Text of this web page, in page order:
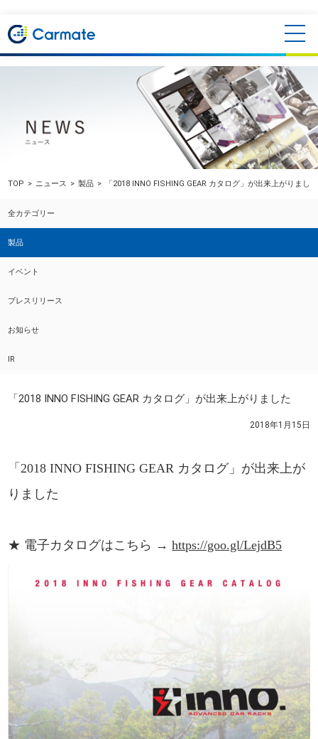
TOP ニュース 製品 「2018 INNO FISHING GEAR カタログ」が出来上がりました
全カテゴリー
製品
イベント
プレスリリース
お知らせ
IR
「2018 INNO FISHING GEAR カタログ」が出来上がりました
2018年1月15日
「2018 INNO FISHING GEAR カタログ」が出来上が
りました
★ 電子カタログはこちら →https://goo.gl/LejdB5